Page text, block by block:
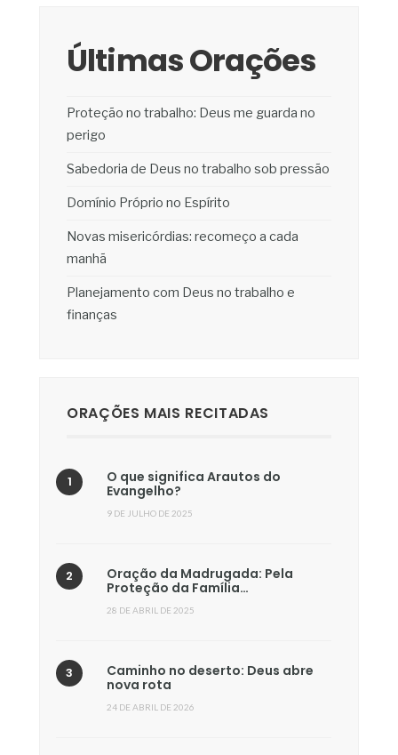
Últimas Orações
Proteção no trabalho: Deus me guarda no
perigo
Sabedoria de Deus no trabalho sob pressão
Domínio Próprio no Espírito
Novas misericórdias: recomeço a cada
manhã
Planejamento com Deus no trabalho e
finanças
ORAÇÕES MAIS RECITADAS
O que significa Arautos do
Evangelho?
9 DE JULHO DE 2025
Oração da Madrugada: Pela
Proteção da Família…
28 DE ABRIL DE 2025
Caminho no deserto: Deus abre
nova rota
24 DE ABRIL DE 2026